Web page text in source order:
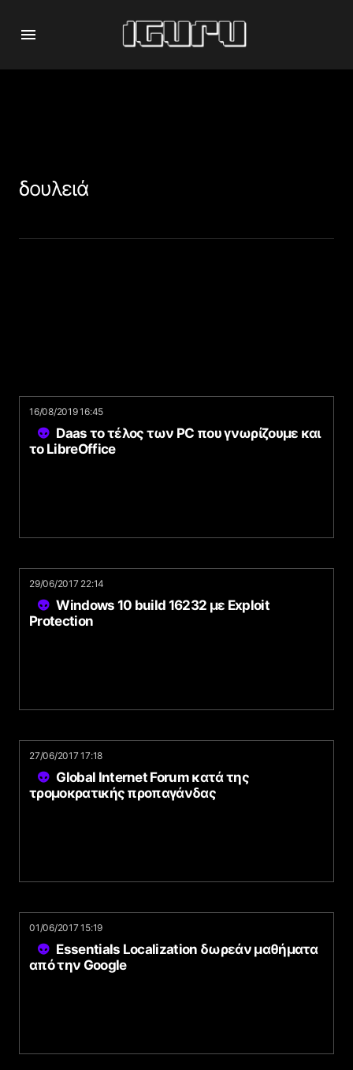
δουλειά
16/08/2019 16:45
Daas το τέλος των PC που γνωρίζουμε και
το LibreOffice
29/06/2017 22:14
Windows 10 build 16232 με Exploit
Protection
27/06/2017 17:18
Global Internet Forum κατά της
τρομοκρατικής προπαγάνδας
01/06/2017 15:19
Essentials Localization δωρεάν μαθήματα
από την Google